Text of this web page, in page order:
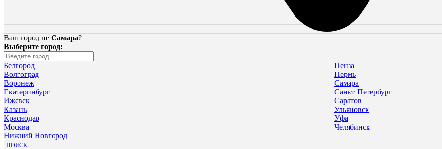
Ваш город не Самара?
Выберите город:
Белгород
Волгоград
Воронеж
Екатеринбург
Ижевск
Казань
Краснодар
Москва
Нижний Новгород
Пенза
Пермь
Самара
Санкт-Петербург
Саратов
Ульяновск
Уфа
Челябинск
ПОИСК